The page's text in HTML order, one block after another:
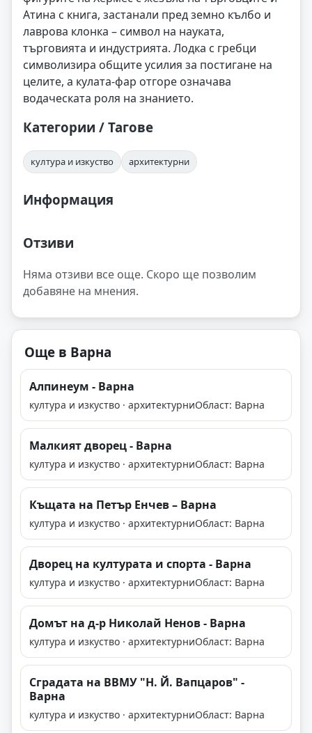
Атина с книга, застанали пред земно кълбо и
лаврова клонка – символ на науката,
търговията и индустрията. Лодка с гребци
символизира общите усилия за постигане на
целите, а кулата-фар отгоре означава
водаческата роля на знанието.
Категории / Тагове
култура и изкуство архитектурни
Информация
Отзиви
Няма отзиви все още. Скоро ще позволим
добавяне на мнения.
Още в Варна
Алпинеум - Варна
култура и изкуство · архитектурниОбласт: Варна
Малкият дворец - Варна
култура и изкуство · архитектурниОбласт: Варна
Къщата на Петър Енчев – Варна
култура и изкуство · архитектурниОбласт: Варна
Дворец на културата и спорта - Варна
култура и изкуство · архитектурниОбласт: Варна
Домът на д-р Николай Ненов - Варна
култура и изкуство · архитектурниОбласт: Варна
Сградата на ВВМУ "Н. Й. Вапцаров" -
Варна
култура и изкуство · архитектурниОбласт: Варна